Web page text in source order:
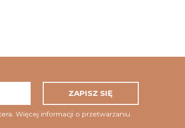
Adres
*
Więcej informacji o przetwarzaniu